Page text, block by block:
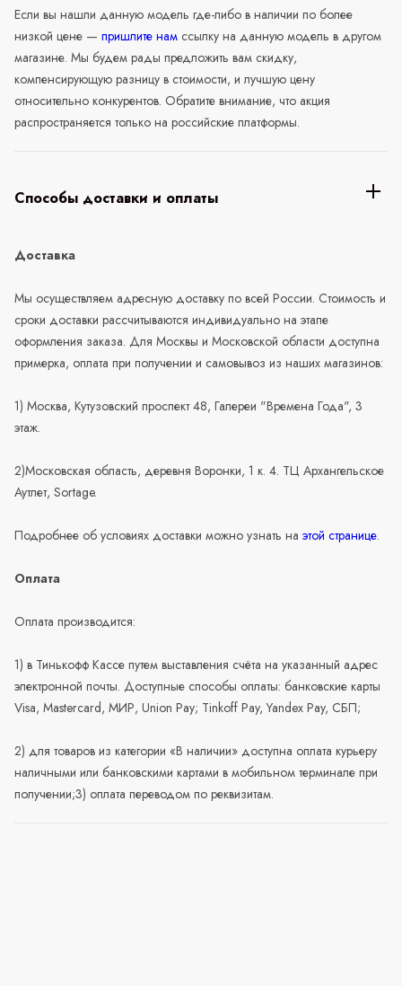
Если вы нашли данную модель где-либо в наличии по более
низкой цене — пришлите нам ссылку на данную модель в другом
магазине. Мы будем рады предложить вам скидку,
компенсирующую разницу в стоимости, и лучшую цену
относительно конкурентов. Обратите внимание, что акция
распространяется только на российские платформы.
Способы доставки и оплаты
Доставка
Мы осуществляем адресную доставку по всей России. Стоимость и
сроки доставки рассчитываются индивидуально на этапе
оформления заказа. Для Москвы и Московской области доступна
примерка, оплата при получении и самовывоз из наших магазинов:
1) Москва, Кутузовский проспект 48, Галереи "Времена Года", 3
этаж.
2)Московская область, деревня Воронки, 1 к. 4. ТЦ Архангельское
Аутлет, Sortage.
Подробнее об условиях доставки можно узнать на этой странице.
Оплата
Оплата производится:
1) в Тинькофф Кассе путем выставления счёта на указанный адрес
электронной почты. Доступные способы оплаты: банковские карты
Visa, Mastercard, МИР, Union Pay; Tinkoff Pay, Yandex Pay, СБП;
2) для товаров из категории «В наличии» доступна оплата курьеру
наличными или банковскими картами в мобильном терминале при
получении;3) оплата переводом по реквизитам.